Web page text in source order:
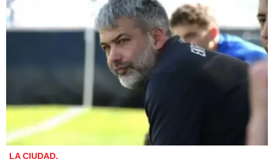
LA CIUDAD.